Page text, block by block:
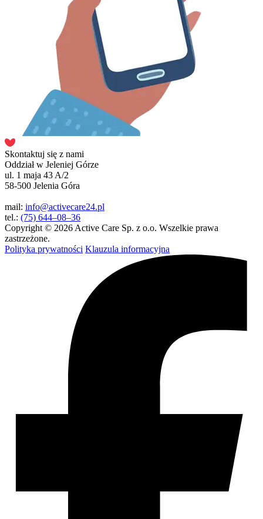
Skontaktuj się z nami
Oddział w Jeleniej Górze
ul. 1 maja 43 A/2
58-500 Jelenia Góra
mail: info@activecare24.pl
tel.: (75) 644–08–36
Copyright © 2026 Active Care Sp. z o.o. Wszelkie prawa
zastrzeżone.
Polityka prywatności Klauzula informacyjna